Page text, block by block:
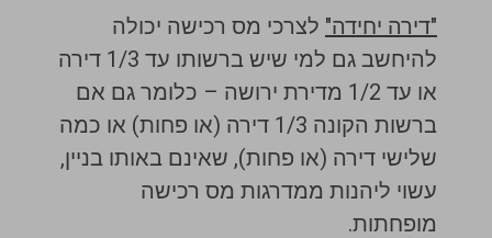
"דירה יחידה" לצרכי מס רכישה יכולה
להיחשב גם למי שיש ברשותו עד 1/3 דירה
או עד 1/2 מדירת ירושה – כלומר גם אם
ברשות הקונה 1/3 דירה (או פחות) או כמה
שלישי דירה (או פחות), שאינם באותו בניין,
עשוי ליהנות ממדרגות מס רכישה
מופחתות.